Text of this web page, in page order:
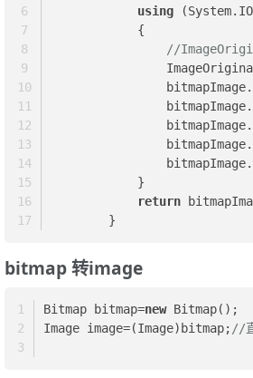
using
            {
//
            }
return
        }
bitmap 转image
Bitmap bitmap=new Bitmap();
Image image=(Image)bitmap; //